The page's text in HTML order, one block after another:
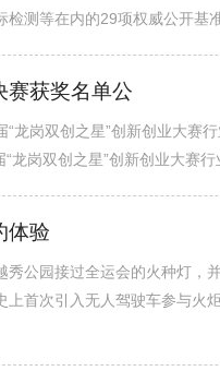
测等在内的29项权威公开基
赛获奖名单公
龙岗双创之星”创新创业大赛
岗双创之星”创新创业大赛行
体验
公园接过全运会的火种灯，
首次引入无人驾驶车参与火